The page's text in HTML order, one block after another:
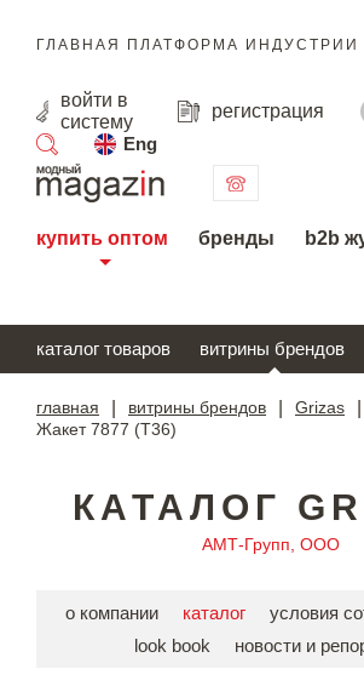
ГЛАВНАЯ ПЛАТФОРМА ИНДУСТРИИ
войти в
систему
регистрация
Eng
поиск
купить оптом бренды b2b
каталог товаров витрины брендов
главная витрины брендов Grizas
Жакет 7877 (T36)
КАТАЛОГ
АМТ-Групп, ООО
о компании каталог
условия
look book
новости и